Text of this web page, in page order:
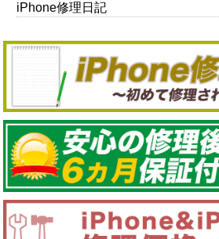
iPhone修理日記